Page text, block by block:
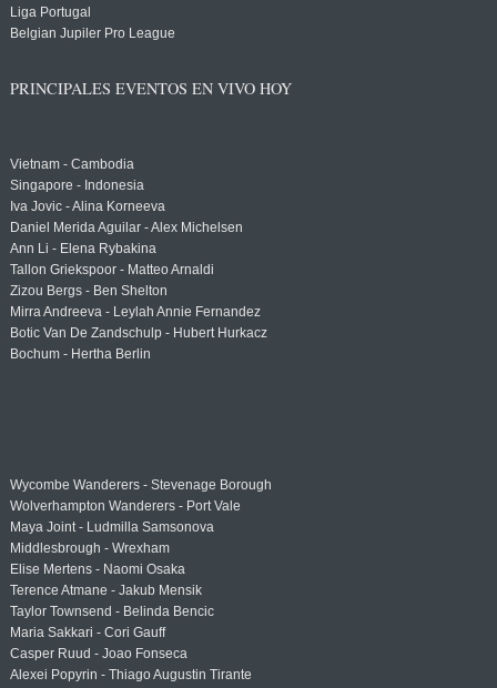
Liga Portugal
Belgian Jupiler Pro League
PRINCIPALES EVENTOS EN VIVO HOY
Vietnam - Cambodia
Singapore - Indonesia
Iva Jovic - Alina Korneeva
Daniel Merida Aguilar - Alex Michelsen
Ann Li - Elena Rybakina
Tallon Griekspoor - Matteo Arnaldi
Zizou Bergs - Ben Shelton
Mirra Andreeva - Leylah Annie Fernandez
Botic Van De Zandschulp - Hubert Hurkacz
Bochum - Hertha Berlin
Wycombe Wanderers - Stevenage Borough
Wolverhampton Wanderers - Port Vale
Maya Joint - Ludmilla Samsonova
Middlesbrough - Wrexham
Elise Mertens - Naomi Osaka
Terence Atmane - Jakub Mensik
Taylor Townsend - Belinda Bencic
Maria Sakkari - Cori Gauff
Casper Ruud - Joao Fonseca
Alexei Popyrin - Thiago Augustin Tirante